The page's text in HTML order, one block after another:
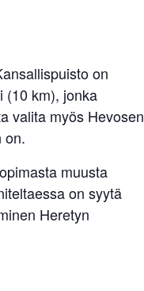
on
(10 km), jonka
valita myös Hevosen
on.
muusta
on syytä
Heretyn